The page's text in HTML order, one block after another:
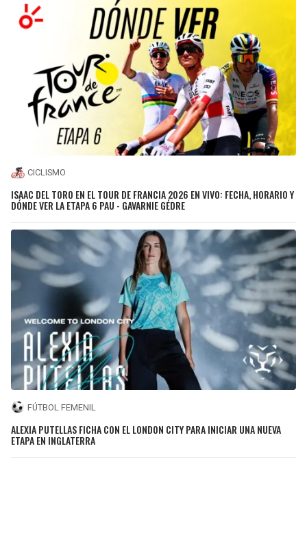
CICLISMO
ISAAC DEL TORO EN EL TOUR DE FRANCIA 2026 EN VIVO: FECHA, HORARIO Y
DÓNDE VER LA ETAPA 6 PAU - GAVARNIE GÉDRE
FÚTBOL FEMENIL
ALEXIA PUTELLAS FICHA CON EL LONDON CITY PARA INICIAR UNA NUEVA
ETAPA EN INGLATERRA